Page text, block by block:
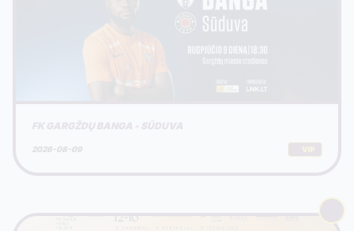
2026-08-09